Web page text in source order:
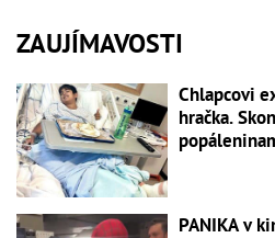
ZAUJÍMAVOSTI
Chlapcovi
hračka.
PANIKA v